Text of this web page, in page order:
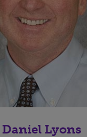
Daniel Lyons